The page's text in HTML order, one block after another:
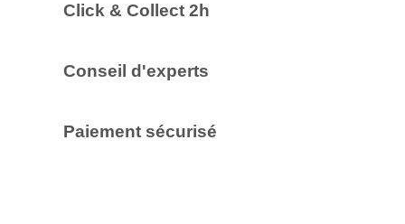
Click & Collect 2h
Conseil d'experts
Paiement sécurisé